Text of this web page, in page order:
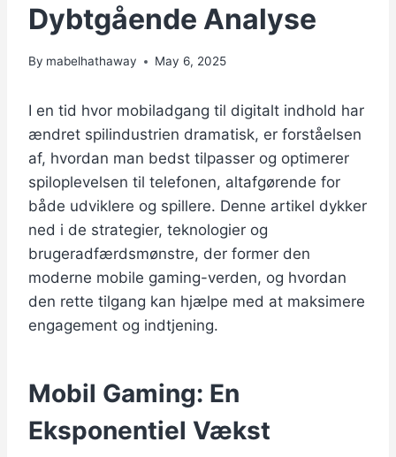
Dybtgående Analyse
By mabelhathaway May 6, 2025
I en tid hvor mobiladgang til digitalt indhold har
ændret spilindustrien dramatisk, er forståelsen
af, hvordan man bedst tilpasser og optimerer
spiloplevelsen til telefonen, altafgørende for
både udviklere og spillere. Denne artikel dykker
ned i de strategier, teknologier og
brugeradfærdsmønstre, der former den
moderne mobile gaming-verden, og hvordan
den rette tilgang kan hjælpe med at maksimere
engagement og indtjening.
Mobil Gaming: En
Eksponentiel Vækst